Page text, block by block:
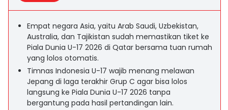
Empat negara Asia, yaitu Arab Saudi, Uzbekistan,
Australia, dan Tajikistan sudah memastikan tiket ke
Piala Dunia U-17 2026 di Qatar bersama tuan rumah
yang lolos otomatis.
Timnas Indonesia U-17 wajib menang melawan
Jepang di laga terakhir Grup C agar bisa lolos
langsung ke Piala Dunia U-17 2026 tanpa
bergantung pada hasil pertandingan lain.